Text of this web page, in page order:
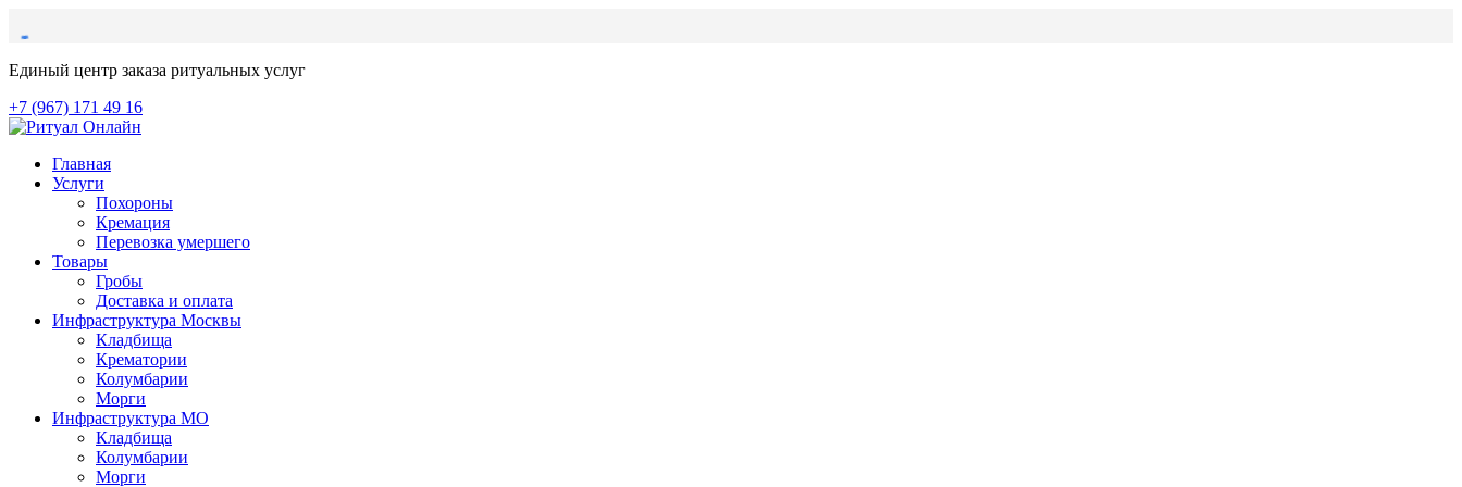
Единый центр заказа ритуальных услуг
+7 (967) 171 49 16
Главная
Услуги
Похороны
Кремация
Перевозка умершего
Товары
Гробы
Доставка и оплата
Инфраструктура Москвы
Кладбища
Крематории
Колумбарии
Морги
Инфраструктура МО
Кладбища
Колумбарии
Морги